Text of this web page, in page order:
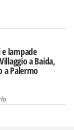
lampade
a Baida,
a Palermo